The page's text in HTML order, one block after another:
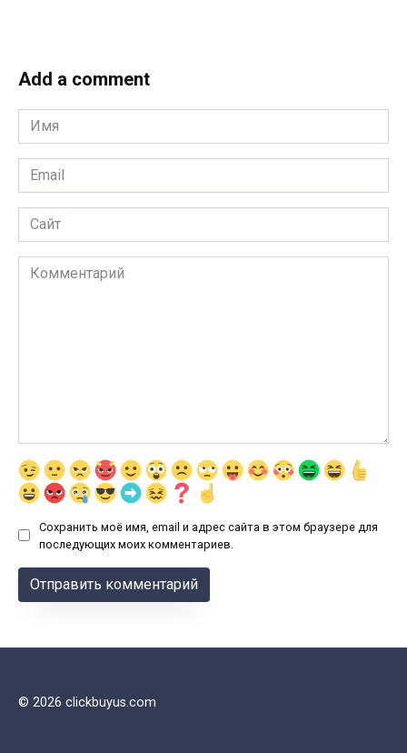
Add a comment
Имя
*
Email
*
Сайт
Комментарий
Сохранить моё имя, email и адрес сайта в этом браузере для
последующих моих комментариев.
© 2026 clickbuyus.com